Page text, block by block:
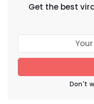
Get the best
Don't